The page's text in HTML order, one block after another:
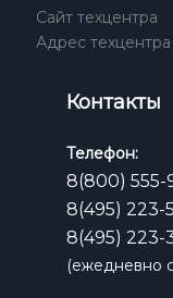
Сайт техцентра
Адрес техцентра
Контакты
Телефон:
8(800) 555-
8(495) 223-
8(495) 223-
(ежедневно